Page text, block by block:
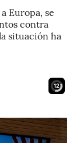
Europa, se
contra
situación ha
10